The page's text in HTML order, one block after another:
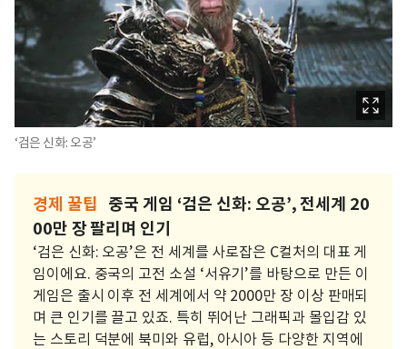
‘검은 신화: 오공’
경제 꿀팁
중국 게임 ‘검은 신화: 오공’, 전세계 20
00만 장 팔리며 인기
‘검은 신화: 오공’은 전 세계를 사로잡은 C컬처의 대표 게
임이에요. 중국의 고전 소설 ‘서유기’를 바탕으로 만든 이
게임은 출시 이후 전 세계에서 약 2000만 장 이상 판매되
며 큰 인기를 끌고 있죠. 특히 뛰어난 그래픽과 몰입감 있
는 스토리 덕분에 북미와 유럽, 아시아 등 다양한 지역에